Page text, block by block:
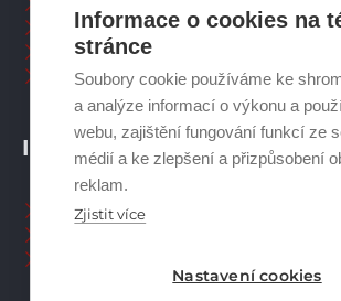
Informace o cookies na
stránce
Soubory cookie používáme ke
a analýze informací o výkonu a
webu, zajištění fungování funkcí ze
médií a ke zlepšení a přizpůsobení
reklam.
Zjistit více
Nastavení cookies
INFORMACE
Naši pracovníci CZ
Spalinové systémy
Plynové kotle
Ostatní příslušenství